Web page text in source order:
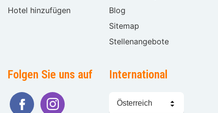
Hotel hinzufügen
Blog
Sitemap
Stellenangebote
Folgen Sie uns auf International
Sprache
wählen